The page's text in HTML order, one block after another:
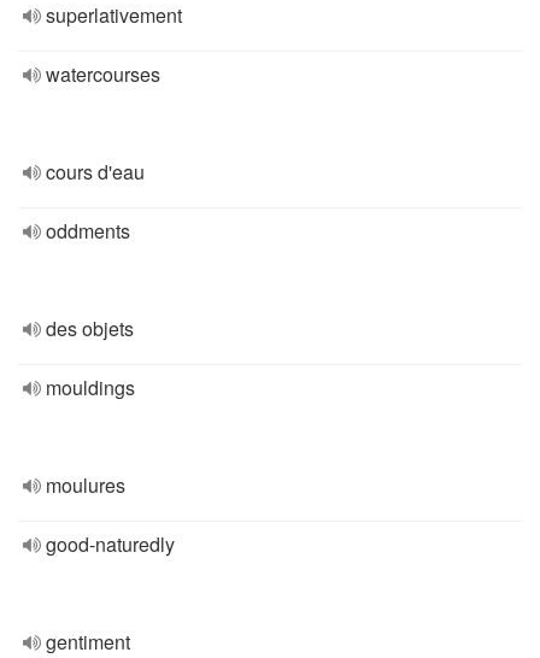
superlativement
watercourses
cours d'eau
oddments
des objets
mouldings
moulures
good-naturedly
gentiment